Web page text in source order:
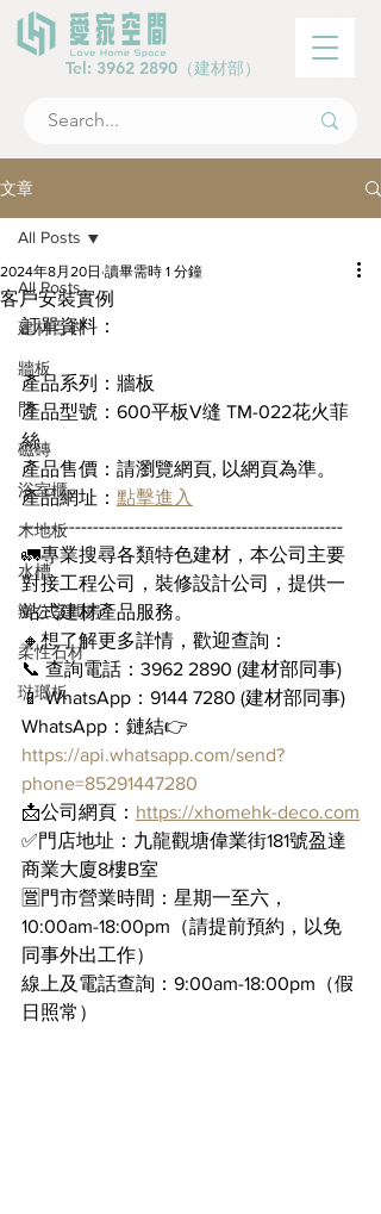
Tel: 3962 2890 （建材部）
文章
All Posts
建材百科
牆板
門
磁磚
浴室櫃
木地板
水槽
辦公室間房
柔性石材
琺瑯板
All Posts
客戶安裝實例
2024年8月20日 讀畢需時 1 分鐘
訂單資料：
產品系列：牆板
產品型號：600平板V缝 TM-022花火菲
絲
產品售價：請瀏覽網頁, 以網頁為準。
產品網址： 點擊進入
------------------------------------------------------
🚛專業搜尋各類特色建材，本公司主要
對接工程公司，裝修設計公司，提供一
站式建材產品服務。
🔸想了解更多詳情，歡迎查詢：
📞 查詢電話：3962 2890 (建材部同事)
📱 WhatsApp：9144 7280 (建材部同事)
WhatsApp：鏈結👉
https://api.whatsapp.com/send?
phone=85291447280
📩公司網頁： https://xhomehk-deco.com
✅門店地址：九龍觀塘偉業街181號盈達
商業大廈8樓B室
🈺門市營業時間：星期一至六，
10:00am-18:00pm（請提前預約，以免
同事外出工作）
線上及電話查詢：9:00am-18:00pm（假
日照常）